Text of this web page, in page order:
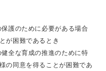
護のために必要がある場合
が困難であるとき
全な育成の推進のために特
の同意を得ることが困難であ